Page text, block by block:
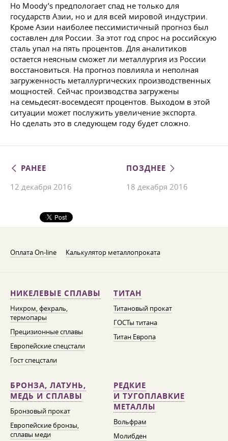
Но Moody’s предпологает спад не только для
государств Азии, но и для всей мировой индустрии.
Кроме Азии наиболее пессимистичный прогноз был
составлен для России. За этот год спрос на российскую
сталь упал на пять процентов. Для аналитиков
остается неясным сможет ли металлургия из России
восстановиться. На прогноз повлияла и неполная
загруженность металлургических производственных
мощностей. Сейчас производства загружены
на семьдесят-восемдесят процентов. Выходом в этой
ситуации может послужить увеличение экспорта.
Но сделать это в следующем году будет сложно.
РАНЕЕ
12 декабря 2016
ПОЗДНЕЕ
18 декабря 2016
Оплата On-line Калькулятор металлопроката
НИКЕЛЕВЫЕ СПЛАВЫ
Нихром, фехраль,
термопары
Прецизионные сплавы
Европейские спецстали
Гост спецстали
ТИТАН
Титановый прокат
ГОСТы титана
Титан Европа
БРОНЗА, ЛАТУНЬ,
МЕДЬ И СПЛАВЫ
Бронзовый прокат
Европейские бронзы,
сплавы меди
РЕДКИЕ
И ТУГОПЛАВКИЕ
МЕТАЛЛЫ
Вольфрам
Молибден